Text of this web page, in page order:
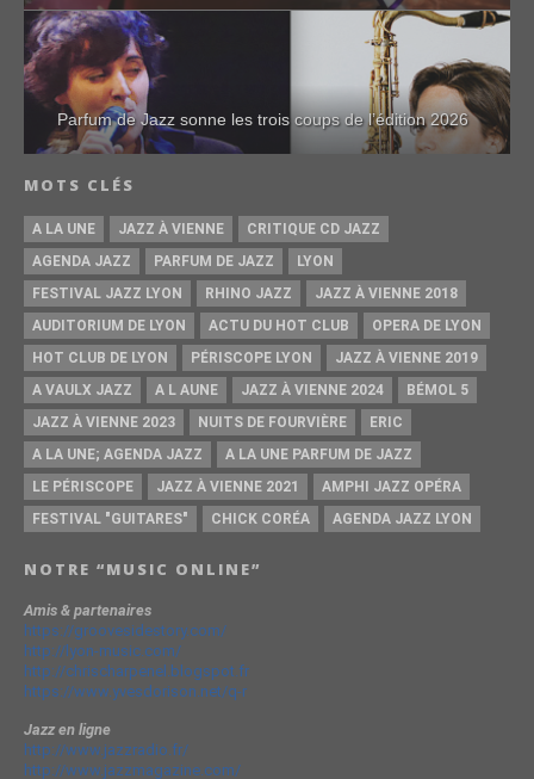
Parfum de Jazz sonne les trois coups de l’édition 2026
MOTS CLÉS
A LA UNE JAZZ À VIENNE
CRITIQUE CD JAZZ
AGENDA JAZZ
PARFUM DE JAZZ
LYON
FESTIVAL JAZZ LYON
RHINO JAZZ
JAZZ À VIENNE 2018
AUDITORIUM DE LYON
ACTU DU HOT CLUB
OPERA DE LYON
HOT CLUB DE LYON
PÉRISCOPE LYON
JAZZ À VIENNE 2019
A VAULX JAZZ
A L AUNE JAZZ À VIENNE 2024
BÉMOL 5
JAZZ À VIENNE 2023
NUITS DE FOURVIÈRE
ERIC
A LA UNE; AGENDA JAZZ
A LA UNE PARFUM DE JAZZ
LE PÉRISCOPE
JAZZ À VIENNE 2021
AMPHI JAZZ OPÉRA
FESTIVAL "GUITARES"
CHICK CORÉA AGENDA JAZZ LYON
NOTRE “MUSIC ONLINE”
Amis & partenaires
https://groovesidestory.com/
http://lyon-music.com/
http://chrischarpenel.blogspot.fr
https://www.yvesdorison.net/q-r
Jazz en ligne
http://www.jazzradio.fr/
http://www.jazzmagazine.com/